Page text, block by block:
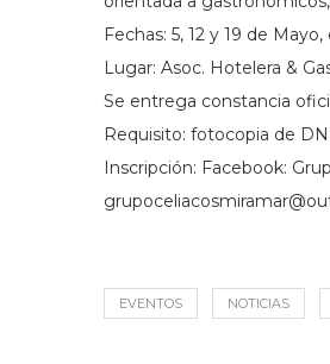
Fechas: 5, 12 y 19 de
Lugar: Asoc. Hotelera &
Se entrega constancia
Requisito: fotocopia de
Inscripción: Facebook:
EVENTOS NOTICIAS